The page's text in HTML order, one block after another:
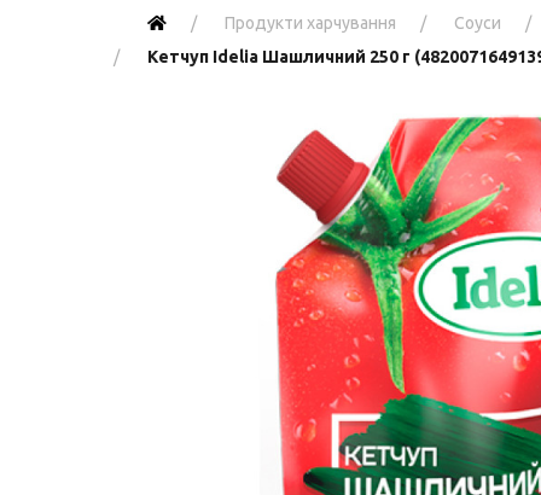
Акції алкоголь
Виски
харчування
Гейнери
Протеїн
Протеїнові
батончики
Акції продукти
харчування
Напої
Продукти
швидкого
приготування
Макаронні
вироби
Крупи
Консервація
Східна кухня
Снеки та
Продукти харчування Соуси
Кетчуп Idelia Шашличний 250 г